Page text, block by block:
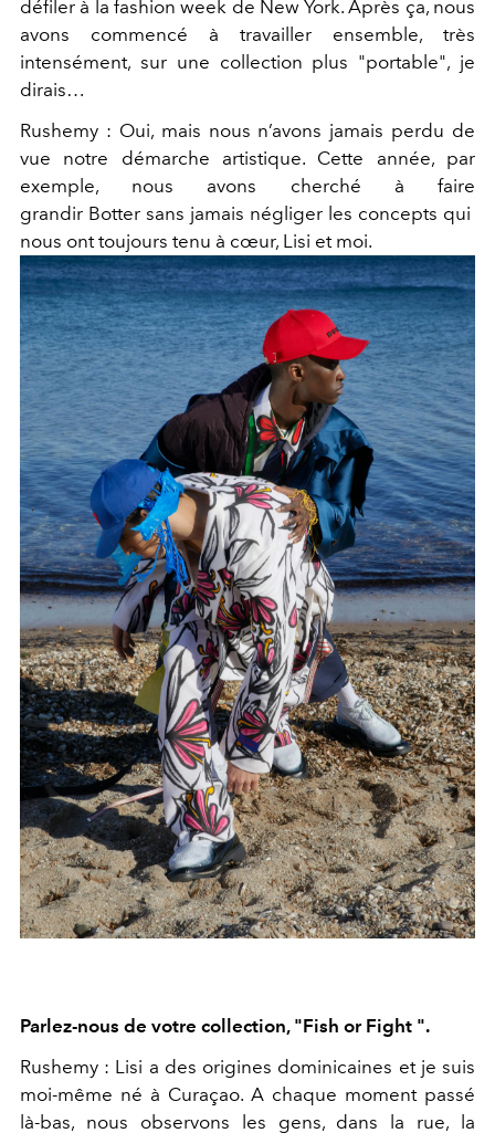
défiler à la fashion week de New York. Après ça, nous
avons commencé à travailler ensemble, très
intensément, sur une collection plus "portable", je
dirais…
Rushemy : Oui, mais nous n’avons jamais perdu de
vue notre démarche artistique. Cette année, par
exemple, nous avons cherché à faire
grandir Botter sans jamais négliger les concepts qui
nous ont toujours tenu à cœur, Lisi et moi.
Parlez-nous de votre collection, "Fish or Fight ".
Rushemy : Lisi a des origines dominicaines et je suis
moi-même né à Curaçao. A chaque moment passé
là-bas, nous observons les gens, dans la rue, la